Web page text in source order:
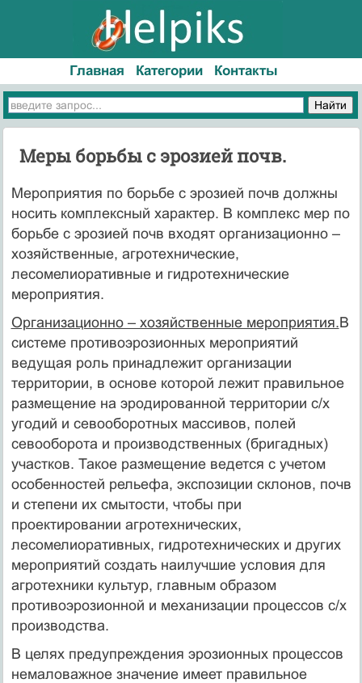
Главная Категории Контакты
Меры борьбы с эрозией почв.
Мероприятия по борьбе с эрозией почв должны
носить комплексный характер. В комплекс мер по
борьбе с эрозией почв входят организационно –
хозяйственные, агротехнические,
лесомелиоративные и гидротехнические
мероприятия.
Организационно – хозяйственные мероприятия.В
системе противоэрозионных мероприятий
ведущая роль принадлежит организации
территории, в основе которой лежит правильное
размещение на эродированной территории с/х
угодий и севооборотных массивов, полей
севооборота и производственных (бригадных)
участков. Такое размещение ведется с учетом
особенностей рельефа, экспозиции склонов, почв
и степени их смытости, чтобы при
проектировании агротехнических,
лесомелиоративных, гидротехнических и других
мероприятий создать наилучшие условия для
агротехники культур, главным образом
противоэрозионной и механизации процессов с/х
производства.
В целях предупреждения эрозионных процессов
немаловажное значение имеет правильное